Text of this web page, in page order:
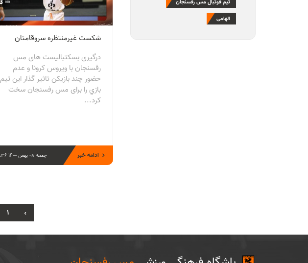
شكست غيرمنتظره سروقامتان
درگيری بسكتباليست های مس
رفسنجان با ويروس كرونا و عدم
حضور چند بازيكن تاثير گذار اين تيم
بازي را برای مس رفسنجان سخت
كرد...
جمعه 08 بهمن 1400 19:36 ادامه خبر
‹
1
تیم فوتبال مس رفسنجان
الهامی